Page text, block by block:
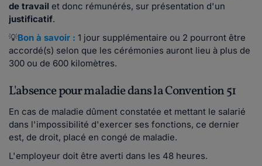
de travail et donc rémunérés, sur présentation d'un
justificatif.
💡Bon à savoir : 1 jour supplémentaire ou 2 pourront être
accordé(s) selon que les cérémonies auront lieu à plus de
300 ou de 600 kilomètres.
L'absence pour maladie dans la Convention 51
En cas de maladie dûment constatée et mettant le salarié
dans l'impossibilité d'exercer ses fonctions, ce dernier
est, de droit, placé en congé de maladie.
L'employeur doit être averti dans les 48 heures.